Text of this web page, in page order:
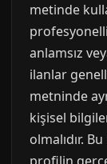
metinde
anlamsız
ilanlar
metninde
kişisel
olmalıdır.